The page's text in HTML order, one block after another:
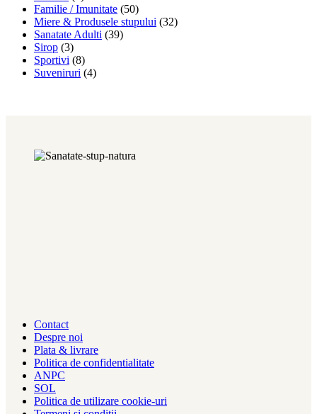
Familie / Imunitate (50)
Miere & Produsele stupului (32)
Sanatate Adulti (39)
Sirop (3)
Sportivi (8)
Suveniruri (4)
Contact
Despre noi
Plata & livrare
Politica de confidentialitate
ANPC
SOL
Politica de utilizare cookie-uri